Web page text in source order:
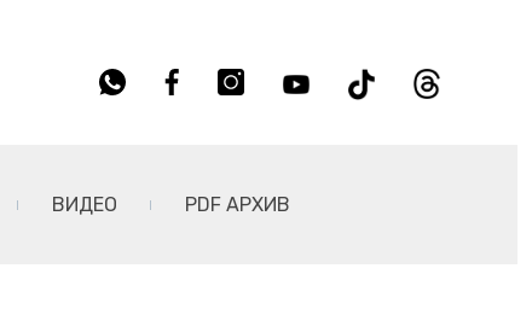
ВИДЕО PDF АРХИВ